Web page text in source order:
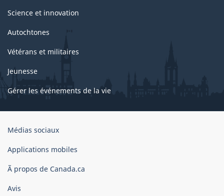
Science et innovation
Autochtones
Vétérans et militaires
Jeunesse
Gérer les événements de la vie
Organisation
gouvernement
Canada
Médias sociaux
Applications mobiles
Ã propos de Canada.ca
Avis